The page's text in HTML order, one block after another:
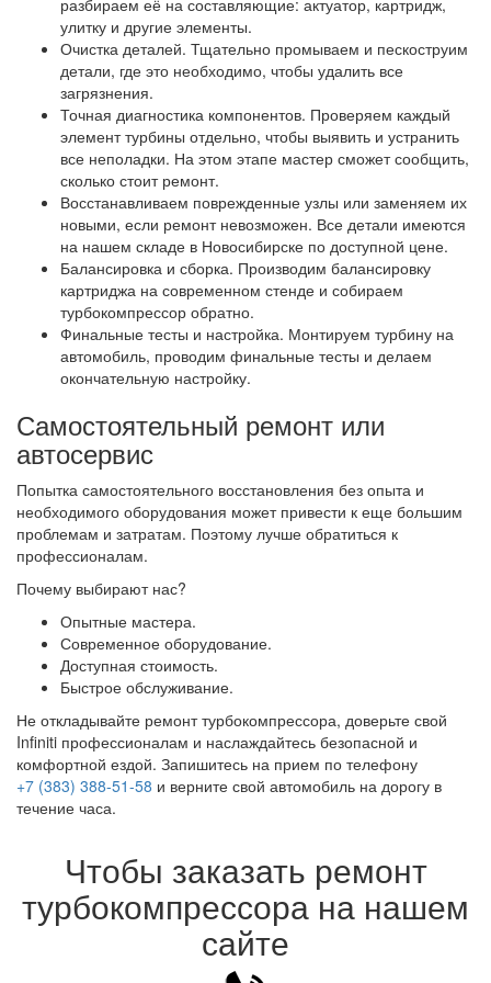
разбираем её на составляющие: актуатор, картридж,
улитку и другие элементы.
Очистка деталей. Тщательно промываем и пескоструим
детали, где это необходимо, чтобы удалить все
загрязнения.
Точная диагностика компонентов. Проверяем каждый
элемент турбины отдельно, чтобы выявить и устранить
все неполадки. На этом этапе мастер сможет сообщить,
сколько стоит ремонт.
Восстанавливаем поврежденные узлы или заменяем их
новыми, если ремонт невозможен. Все детали имеются
на нашем складе в Новосибирске по доступной цене.
Балансировка и сборка. Производим балансировку
картриджа на современном стенде и собираем
турбокомпрессор обратно.
Финальные тесты и настройка. Монтируем турбину на
автомобиль, проводим финальные тесты и делаем
окончательную настройку.
Самостоятельный ремонт или
автосервис
Попытка самостоятельного восстановления без опыта и
необходимого оборудования может привести к еще большим
проблемам и затратам. Поэтому лучше обратиться к
профессионалам.
Почему выбирают нас?
Опытные мастера.
Современное оборудование.
Доступная стоимость.
Быстрое обслуживание.
Не откладывайте ремонт турбокомпрессора, доверьте свой
Infiniti профессионалам и наслаждайтесь безопасной и
комфортной ездой. Запишитесь на прием по телефону
+7 (383) 388-51-58 и верните свой автомобиль на дорогу в
течение часа.
Чтобы заказать ремонт
турбокомпрессора на нашем
сайте